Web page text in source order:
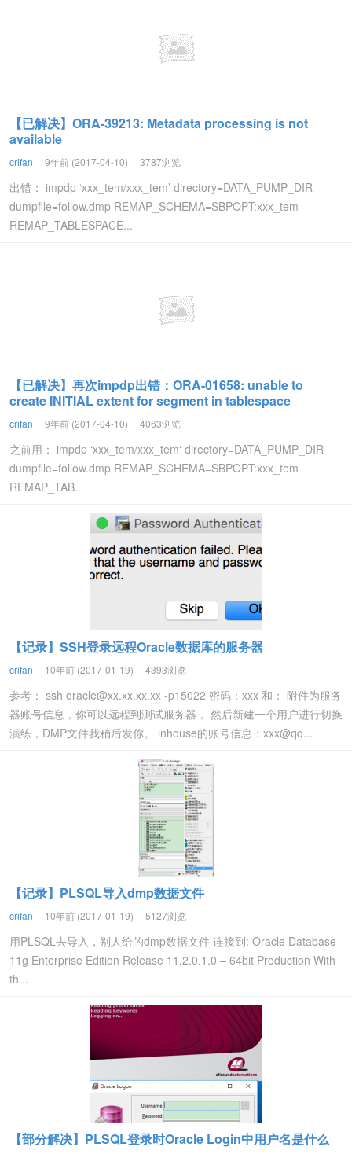
【已解决】ORA-39213: Metadata processing is not
available
crifan 9年前 (2017-04-10) 3787浏览
出错： impdp ‘xxx_tem/xxx_tem’ directory=DATA_PUMP_DIR
dumpfile=follow.dmp REMAP_SCHEMA=SBPOPT:xxx_tem
REMAP_TABLESPACE...
【已解决】再次impdp出错：ORA-01658: unable to
create INITIAL extent for segment in tablespace
crifan 9年前 (2017-04-10) 4063浏览
之前用： impdp ‘xxx_tem/xxx_tem‘ directory=DATA_PUMP_DIR
dumpfile=follow.dmp REMAP_SCHEMA=SBPOPT:xxx_tem
REMAP_TAB...
【记录】SSH登录远程Oracle数据库的服务器
crifan 10年前 (2017-01-19) 4393浏览
参考： ssh oracle@xx.xx.xx.xx -p15022 密码：xxx 和： 附件为服务
器账号信息，你可以远程到测试服务器， 然后新建一个用户进行切换
演练，DMP文件我稍后发你。 inhouse的账号信息：xxx@qq...
【记录】PLSQL导入dmp数据文件
crifan 10年前 (2017-01-19) 5127浏览
用PLSQL去导入，别人给的dmp数据文件 连接到: Oracle Database
11g Enterprise Edition Release 11.2.0.1.0 – 64bit Production With
th...
【部分解决】PLSQL登录时Oracle Login中用户名是什么